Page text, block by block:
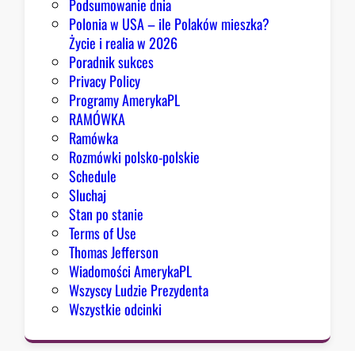
Podsumowanie dnia
Polonia w USA – ile Polaków mieszka?
Życie i realia w 2026
Poradnik sukces
Privacy Policy
Programy AmerykaPL
RAMÓWKA
Ramówka
Rozmówki polsko-polskie
Schedule
Sluchaj
Stan po stanie
Terms of Use
Thomas Jefferson
Wiadomości AmerykaPL
Wszyscy Ludzie Prezydenta
Wszystkie odcinki